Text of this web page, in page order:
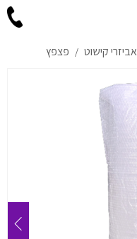
אביזרי קישוט / פצפץ